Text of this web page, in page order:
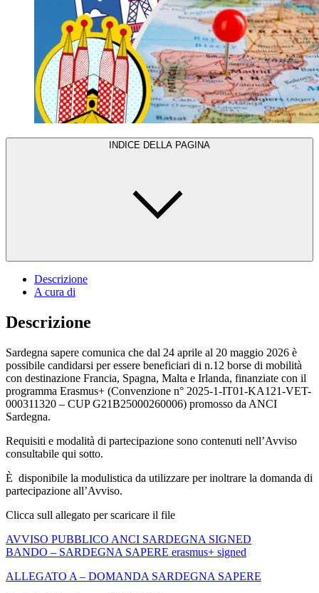
INDICE DELLA PAGINA
Descrizione
A cura di
Descrizione
Sardegna sapere comunica che dal 24 aprile al 20 maggio 2026 è
possibile candidarsi per essere beneficiari di n.12 borse di mobilità
con destinazione Francia, Spagna, Malta e Irlanda, finanziate con il
programma Erasmus+ (Convenzione n° 2025-1-IT01-KA121-VET-
000311320 – CUP G21B25000260006) promosso da ANCI
Sardegna.
Requisiti e modalità di partecipazione sono contenuti nell’Avviso
consultabile qui sotto.
È disponibile la modulistica da utilizzare per inoltrare la domanda di
partecipazione all’Avviso.
Clicca sull allegato per scaricare il file
AVVISO PUBBLICO ANCI SARDEGNA SIGNED
BANDO – SARDEGNA SAPERE erasmus+ signed
ALLEGATO A – DOMANDA SARDEGNA SAPERE